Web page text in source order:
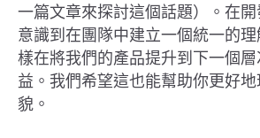
一篇文章來探討這個話題）。在
意識到在團隊中建立一個統一的
樣在將我們的產品提升到下一個
益。我們希望這也能幫助你更好
貌。